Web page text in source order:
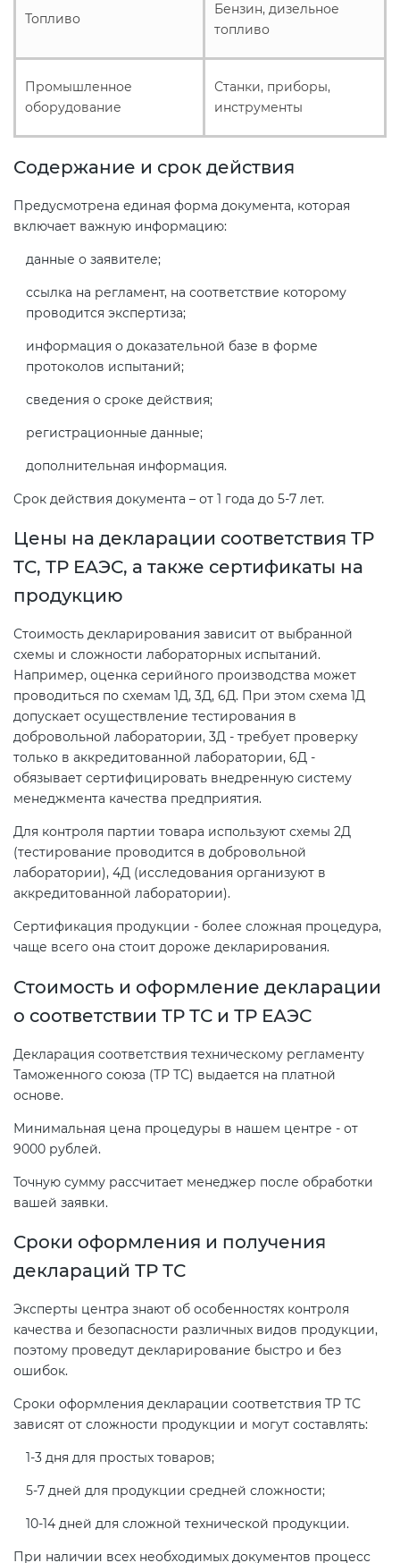
Топливо
Бензин, дизельное
топливо
Промышленное
оборудование
Станки, приборы,
инструменты
Содержание и срок действия
Предусмотрена единая форма документа, которая
включает важную информацию:
данные о заявителе;
ссылка на регламент, на соответствие которому
проводится экспертиза;
информация о доказательной базе в форме
протоколов испытаний;
сведения о сроке действия;
регистрационные данные;
дополнительная информация.
Срок действия документа – от 1 года до 5-7 лет.
Цены на декларации соответствия ТР
ТС, ТР ЕАЭС, а также сертификаты на
продукцию
Стоимость декларирования зависит от выбранной
схемы и сложности лабораторных испытаний.
Например, оценка серийного производства может
проводиться по схемам 1Д, 3Д, 6Д. При этом схема 1Д
допускает осуществление тестирования в
добровольной лаборатории, 3Д - требует проверку
только в аккредитованной лаборатории, 6Д -
обязывает сертифицировать внедренную систему
менеджмента качества предприятия.
Для контроля партии товара используют схемы 2Д
(тестирование проводится в добровольной
лаборатории), 4Д (исследования организуют в
аккредитованной лаборатории).
Сертификация продукции - более сложная процедура,
чаще всего она стоит дороже декларирования.
Стоимость и оформление декларации
о соответствии ТР ТС и ТР ЕАЭС
Декларация соответствия техническому регламенту
Таможенного союза (ТР ТС) выдается на платной
основе.
Минимальная цена процедуры в нашем центре - от
9000 рублей.
Точную сумму рассчитает менеджер после обработки
вашей заявки.
Сроки оформления и получения
деклараций ТР ТС
Эксперты центра знают об особенностях контроля
качества и безопасности различных видов продукции,
поэтому проведут декларирование быстро и без
ошибок.
Сроки оформления декларации соответствия ТР ТС
зависят от сложности продукции и могут составлять:
1-3 дня для простых товаров;
5-7 дней для продукции средней сложности;
10-14 дней для сложной технической продукции.
При наличии всех необходимых документов процесс